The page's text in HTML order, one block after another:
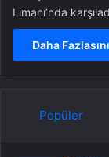
Limanı’nda
Daha
Popüler